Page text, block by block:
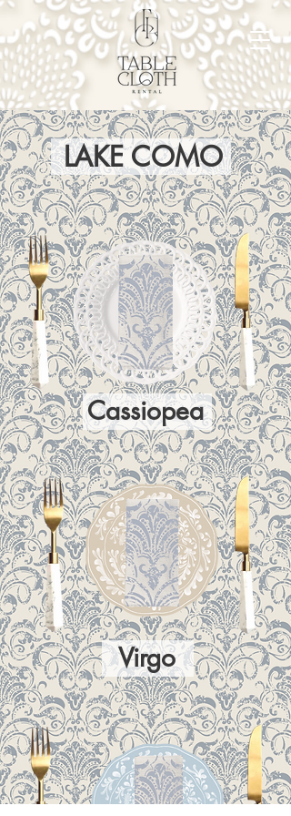
LAKE COMO
Cassiopea
Virgo